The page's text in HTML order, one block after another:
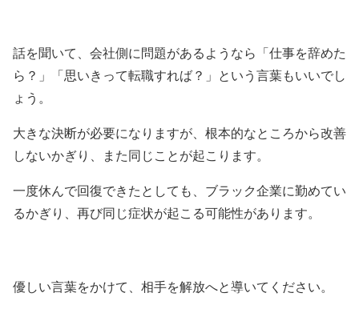
話を聞いて、会社側に問題があるようなら「仕事を辞めた
ら？」「思いきって転職すれば？」という言葉もいいでし
ょう。
大きな決断が必要になりますが、根本的なところから改善
しないかぎり、また同じことが起こります。
一度休んで回復できたとしても、ブラック企業に勤めてい
るかぎり、再び同じ症状が起こる可能性があります。
優しい言葉をかけて、相手を解放へと導いてください。